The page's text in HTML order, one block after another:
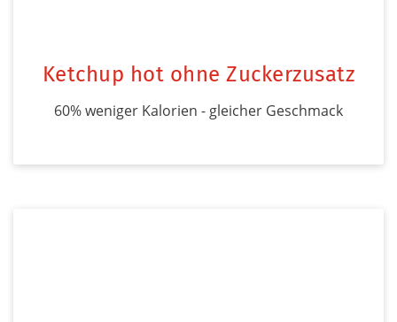
Ketchup hot ohne Zuckerzusatz
60% weniger Kalorien - gleicher Geschmack